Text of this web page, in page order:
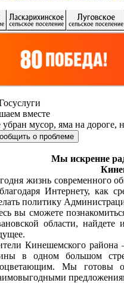
вместе
мусор, яма на дороге,
о проблеме
Мы искренне
жизнь современного
Интернету, как
политику
вы сможете
области,
Кинешемского района
в одном большом
Мы готовы